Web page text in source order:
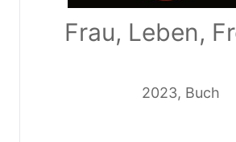
Frau, Leben,
2023, Buch